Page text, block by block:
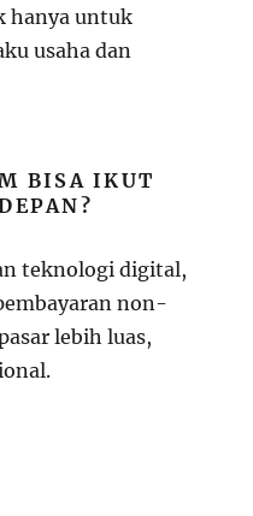
hanya untuk
usaha dan
BISA IKUT
teknologi digital,
non-
lebih luas,